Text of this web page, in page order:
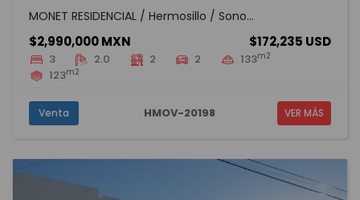
MONET RESIDENCIAL / Hermosillo / Sono...
$2,990,000 MXN $172,235 USD
3 2.0 2 2 133m2
123m2
Venta HMOV-20198 VER MÁS